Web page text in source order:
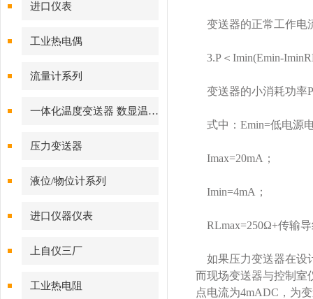
进口仪表
工业热电偶
流量计系列
一体化温度变送器 数显温度计
压力变送器
液位/物位计系列
进口仪器仪表
上自仪三厂
工业热电阻
变送器的正常工作电
3.P＜Imin(Emin-
变送器的小消耗功率
式中：Emin=低电源
Imax=20mA；
Imin=4mA；
RLmax=250Ω+传输
如果压力变送器在设
而现场变送器与控制室
点电流为4mADC，为